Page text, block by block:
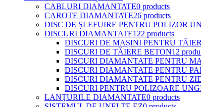
CABLURI DIAMANTATE0 products
CAROTE DIAMANTATE26 products
DISC DE ȘLEFUIRE PENTRU POLIZOR
DISCURI DIAMANTATE122 products
DISCURI DE MAȘINI PENTRU
DISCURI DE TĂIERE BETON12
DISCURI DIAMANTATE PENTRU
DISCURI DIAMANTATE PENTRU
DISCURI DIAMANTATE PENTRU
DISCURI PENTRU POLIZOARE
LANŢURILE DIAMANTATE0 products